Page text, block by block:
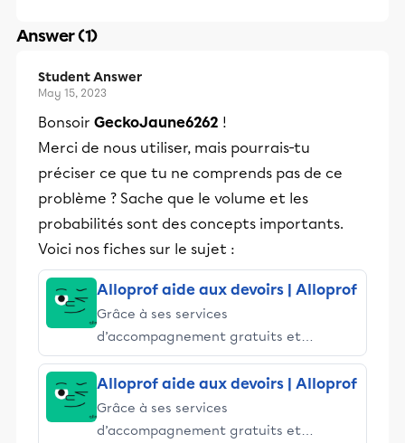
Answer (1)
Student Answer
May 15, 2023
Bonsoir GeckoJaune6262 !
Merci de nous utiliser, mais pourrais-tu
préciser ce que tu ne comprends pas de ce
problème ? Sache que le volume et les
probabilités sont des concepts importants.
Voici nos fiches sur le sujet :
Alloprof aide aux devoirs | Alloprof
Grâce à ses services
d’accompagnement gratuits et
stimulants, Alloprof engage les élèves
et leurs parents dans la réussite
éducative.
Alloprof aide aux devoirs | Alloprof
Grâce à ses services
d’accompagnement gratuits et